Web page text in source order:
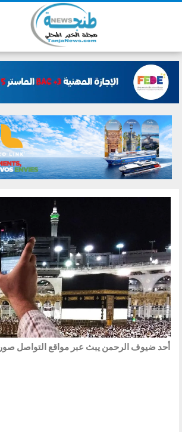
أحد ضيوف الرحمن يبث عبر مواقع التواصل